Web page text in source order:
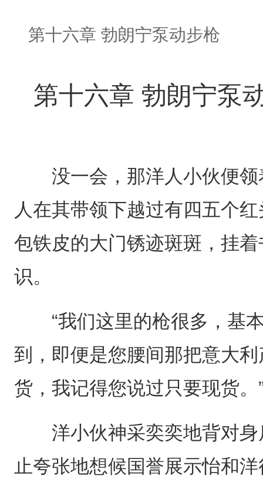
第十六章 勃朗宁泵动步枪
第十六章 勃朗宁泵
没一会，那洋人小伙便领
人在其带领下越过有四五个
包铁皮的大门锈迹斑斑，挂
识。
“我们这里的枪很多，基本
到，即便是您腰间那把意大
货，我记得您说过只要现货。
洋小伙神采奕奕地背对身
止夸张地想候国誉展示怡和